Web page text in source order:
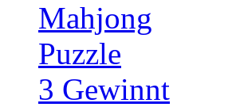
Mahjong
Puzzle
3 Gewinnt